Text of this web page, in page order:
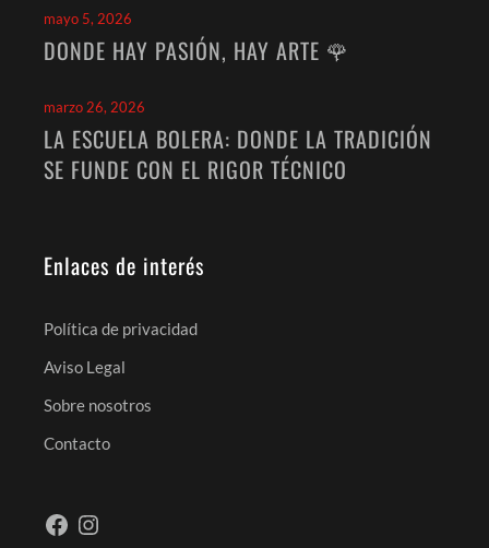
mayo 5, 2026
DONDE HAY PASIÓN, HAY ARTE 🌹
marzo 26, 2026
LA ESCUELA BOLERA: DONDE LA TRADICIÓN
SE FUNDE CON EL RIGOR TÉCNICO
Enlaces de interés
Política de privacidad
Aviso Legal
Sobre nosotros
Contacto
Facebook
Instagram